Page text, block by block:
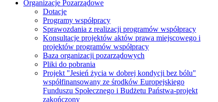
Organizacje Pozarządowe
Dotacje
Programy współpracy
Sprawozdania z realizacji programów współpracy
Konsultacje projektów aktów prawa miejscowego i
projektów programów współpracy
Baza organizacji pozarządowych
Pliki do pobrania
Projekt "Jesień życia w dobrej kondycji bez bólu"
współfinansowany ze środków Europejskiego
Funduszu Społecznego i Budżetu Państwa-projekt
zakończony